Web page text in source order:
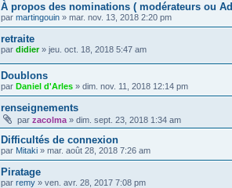
À propos des nominations ( modérateurs ou
par martingouin » mar. nov. 13, 2018 2:20 pm
retraite
par didier» jeu. oct. 18, 2018 5:47 am
Doublons
par Daniel d'Arles » dim. nov. 11, 2018 12:14 pm
renseignements
par zacolma » dim. sept. 23, 2018 1:34 am
Difficultés de connexion
par Mitaki » mar. août 28, 2018 7:26 am
Piratage
par remy » ven. avr. 28, 2017 7:08 pm